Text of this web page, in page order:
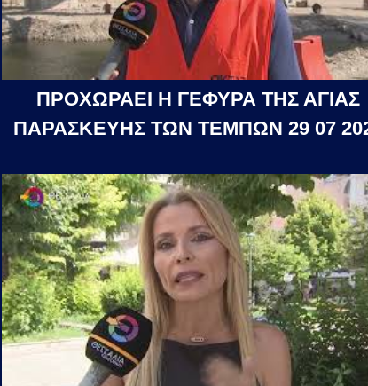
ΠΡΟΧΩΡΑΕΙ Η ΓΕΦΥΡΑ ΤΗΣ ΑΓΙΑΣ
ΠΑΡΑΣΚΕΥΗΣ ΤΩΝ ΤΕΜΠΩΝ 29 07